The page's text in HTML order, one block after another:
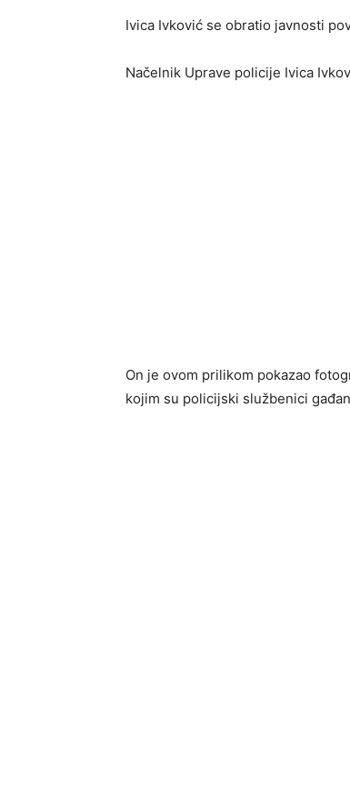
Ivica Ivković se obratio javnosti
Načelnik Uprave policije Ivica
On je ovom prilikom pokazao
kojim su policijski službenici